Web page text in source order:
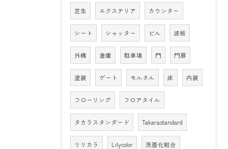
芝生 エクステリア カウンター
シート シャッター ビル 波板
外構 倉庫 駐車場 門 門扉
塗装 ゲート モルタル 床 内装
フローリング フロアタイル
タカラスタンダード Takarastandard
リリカラ Lilycolor 洗面化粧台